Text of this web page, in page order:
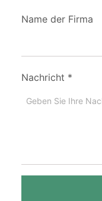
Name der Firma
Nachricht *